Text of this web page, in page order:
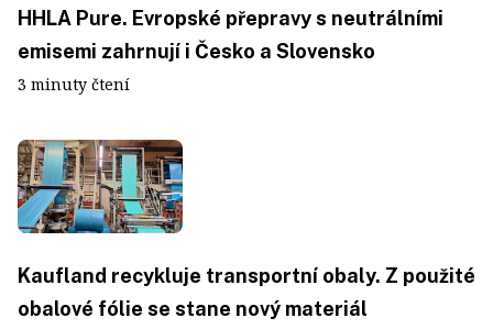
HHLA Pure. Evropské přepravy s neutrálními
emisemi zahrnují i Česko a Slovensko
3 minuty čtení
Kaufland recykluje transportní obaly. Z použité
obalové fólie se stane nový materiál